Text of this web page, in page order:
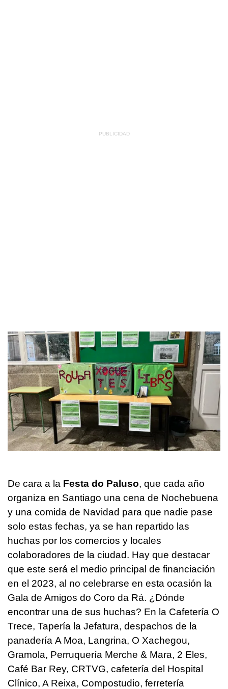
De cara a la Festa do Paluso, que cada año
organiza en Santiago una cena de Nochebuena
y una comida de Navidad para que nadie pase
solo estas fechas, ya se han repartido las
huchas por los comercios y locales
colaboradores de la ciudad. Hay que destacar
que este será el medio principal de financiación
en el 2023, al no celebrarse en esta ocasión la
Gala de Amigos do Coro da Rá. ¿Dónde
encontrar una de sus huchas? En la Cafetería O
Trece, Tapería la Jefatura, despachos de la
panadería A Moa, Langrina, O Xachegou,
Gramola, Perruquería Merche & Mara, 2 Eles,
Café Bar Rey, CRTVG, cafetería del Hospital
Clínico, A Reixa, Compostudio, ferretería